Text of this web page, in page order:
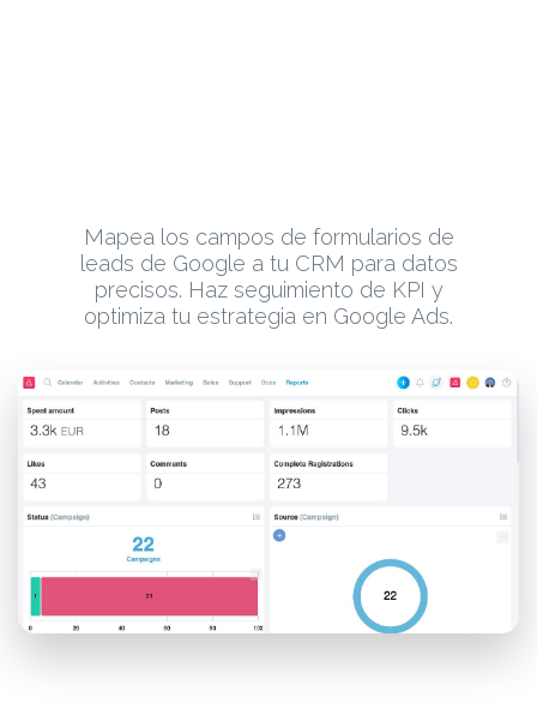
Mapea los campos de formularios de
leads de Google a tu CRM para datos
precisos. Haz seguimiento de KPI y
optimiza tu estrategia en Google Ads.